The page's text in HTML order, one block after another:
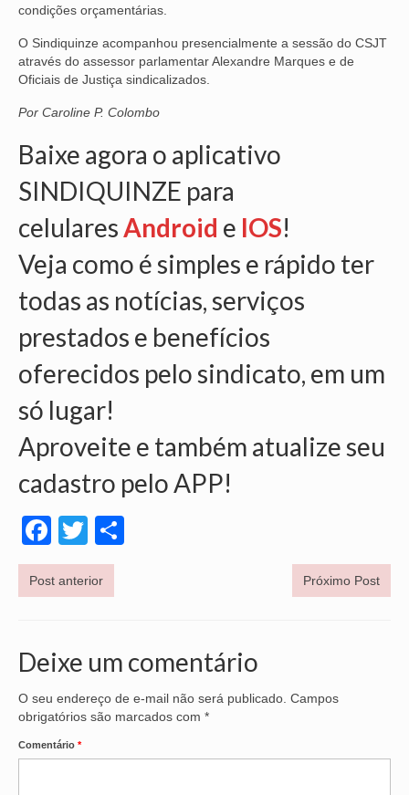
LGBTQIA+
MULHERES
OFICIAIS DE JUSTIÇA
SOLIDARIEDADE
TÉCNICOS JUDICIÁRIOS
TECNOLOGIA DA INFORMAÇÃO
condições orçamentárias.
O Sindiquinze acompanhou presencialmente a sessão do CSJT
através do assessor parlamentar Alexandre Marques e de
Oficiais de Justiça sindicalizados.
Por Caroline P. Colombo
Baixe agora o aplicativo
SINDIQUINZE para
celularesAndroid e IOS!
Veja como é simples e rápido ter
todas as notícias, serviços
prestados e benefícios
oferecidos pelo sindicato, em um
só lugar!
Aproveite e também atualize seu
cadastro pelo APP!
Facebook
Twitter
Post anterior Próximo Post
Deixe um comentário
O seu endereço de e-mail não será publicado. Campos
obrigatórios são marcados com *
Comentário *